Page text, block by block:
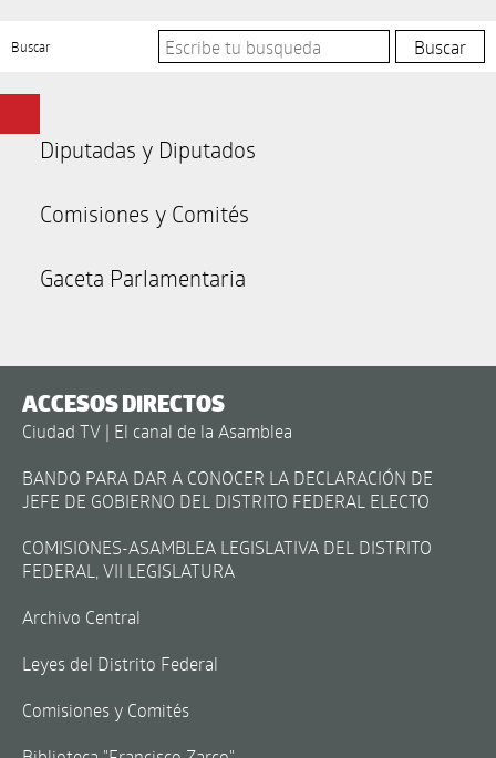
Buscar
Diputadas y Diputados
Comisiones y Comités
Gaceta Parlamentaria
ACCESOS DIRECTOS
Ciudad TV | El canal de la Asamblea
BANDO PARA DAR A CONOCER LA DECLARACIÓN DE
JEFE DE GOBIERNO DEL DISTRITO FEDERAL ELECTO
COMISIONES-ASAMBLEA LEGISLATIVA DEL DISTRITO
FEDERAL, VII LEGISLATURA
Archivo Central
Leyes del Distrito Federal
Comisiones y Comités